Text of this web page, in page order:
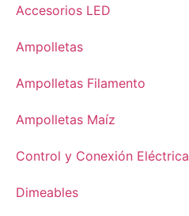
Accesorios LED
Ampolletas
Ampolletas Filamento
Ampolletas Maíz
Control y Conexión Eléctrica
Dimeables